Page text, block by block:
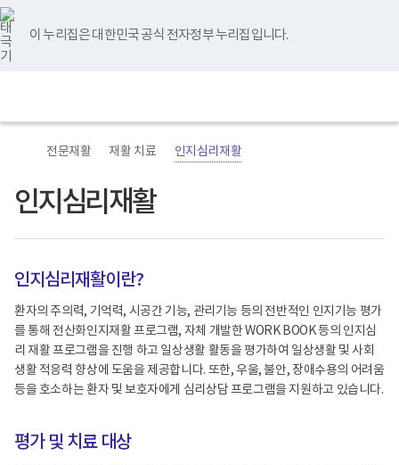
바
로
가
기
메
이 누리집은 대한민국 공식 전자정부 누리집입니다.
너
비
767px
이
하
영
검
메
홈
전문재활 재활 치료 인지심리재활
인지심리재활
본
문
시
작
인지심리재활이란?
환자의 주의력, 기억력, 시공간 기능, 관리기능 등의 전반적인 인지기능 평가
를 통해 전산화인지재활 프로그램, 자체 개발한 WORK BOOK 등의 인지심
리 재활 프로그램을 진행 하고 일상생활 활동을 평가하여 일상생활 및 사회
생활 적응력 향상에 도움을 제공합니다. 또한, 우울, 불안, 장애수용의 어려움
등을 호소하는 환자 및 보호자에게 심리상담 프로그램을 지원하고 있습니다.
평가 및 치료 대상
본
문
종
료
유
튜
브
블
로
그
인
스
타
그
램
페
이
스
북